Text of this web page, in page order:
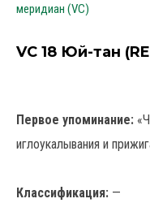
меридиан (VC)
VC 18 Юй-тан
Первое упоминание:
иглоукалывания и
Классификация: —